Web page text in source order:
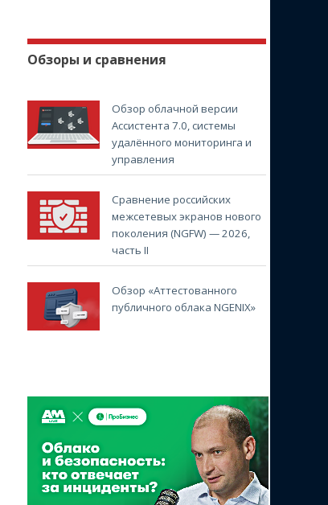
Обзоры и сравнения
Обзор облачной версии
Ассистента 7.0, системы
удалённого мониторинга и
управления
Сравнение российских
межсетевых экранов нового
поколения (NGFW) — 2026,
часть II
Обзор «Аттестованного
публичного облака NGENIX»